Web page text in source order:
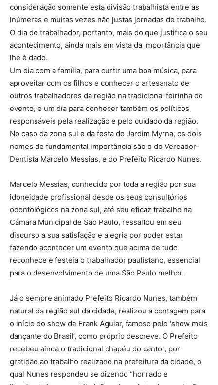
consideração somente esta divisão trabalhista entre as
inúmeras e muitas vezes não justas jornadas de trabalho.
O dia do trabalhador, portanto, mais do que justifica o seu
acontecimento, ainda mais em vista da importância que
lhe é dado.
Um dia com a família, para curtir uma boa música, para
aproveitar com os filhos e conhecer o artesanato de
outros trabalhadores da região na tradicional feirinha do
evento, e um dia para conhecer também os políticos
responsáveis pela realização e pelo cuidado da região.
No caso da zona sul e da festa do Jardim Myrna, os dois
nomes de fundamental importância são o do Vereador-
Dentista Marcelo Messias, e do Prefeito Ricardo Nunes.
Marcelo Messias, conhecido por toda a região por sua
idoneidade profissional desde os seus consultórios
odontológicos na zona sul, até seu eficaz trabalho na
Câmara Municipal de São Paulo, ressaltou em seu
discurso a sua satisfação e alegria por poder estar
fazendo acontecer um evento que acima de tudo
reconhece e festeja o trabalhador paulistano, essencial
para o desenvolvimento de uma São Paulo melhor.
Já o sempre animado Prefeito Ricardo Nunes, também
natural da região sul da cidade, realizou a contagem para
o início do show de Frank Aguiar, famoso pelo ‘show mais
dançante do Brasil’, como próprio descreve. O Prefeito
recebeu ainda o tradicional chapéu do cantor, por
gratidão ao trabalho realizado na prefeitura da cidade, o
qual Nunes respondeu se dizendo “honrado e